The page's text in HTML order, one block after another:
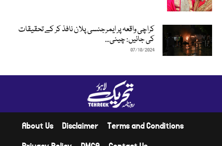
کراچی واقعہ پر ایمرجنسی پلان نافذ کر کے تحقیقات
کی جائیں: چینی...
07/10/2024
About Us Disclaimer
Terms and Conditions